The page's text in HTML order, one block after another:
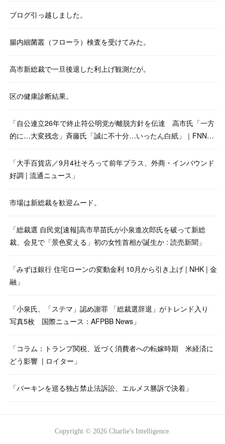
ブログ引っ越しました。
腸内細菌叢（フローラ）検査を受けてみた。
高市新総裁で一旦後退した利上げ観測だが。
区の健康診断結果。
「自公連立26年で終止符公明党が離脱方針を伝達 高市氏「一方
的に…大変残念」斉藤氏「誠に不十分…いったん白紙」｜FNN…
「大手百貨店／9月4社そろって前年プラス、外商・インバウンド
好調 | 流通ニュース」
市場は新総裁を歓迎ムード。
「総裁選 自民党[速報]高市早苗氏が小泉進次郎氏を破って新総
裁、会見で「景色変える」初の女性首相が誕生か : 読売新聞」
「みずほ銀行 住宅ローンの変動金利 10月から引き上げ | NHK | 金
融」
「小泉氏、「ステマ」認め謝罪 「総裁選辞退」がトレンド入り
写真5枚 国際ニュース：AFPBB News」
「コラム：トランプ関税、近づく消費者への転嫁時期 米経済に
どう影響 | ロイター」
「バーキンを巡る独占禁止法訴訟、エルメス勝訴で決着」
Copyright © 2026 Charlie's Intelligence.